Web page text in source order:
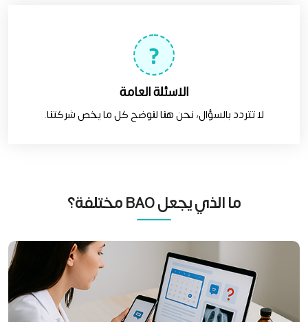
الاسئلة العامة
لا تتردد بالسؤال، نحن هنا لنوضح كل ما يخص شركتنا.
ما الذي يجعل BAO مختلفة؟